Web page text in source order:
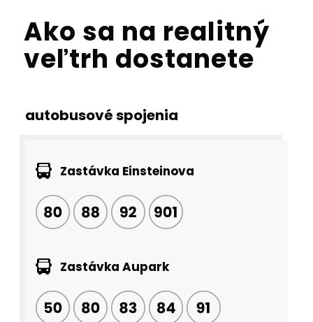
Ako sa na realitný
veľtrh dostanete
autobusové spojenia
Zastávka Einsteinova
Zastávka Aupark